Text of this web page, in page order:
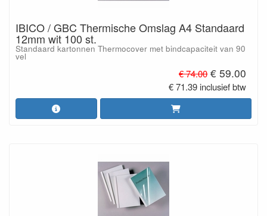
IBICO / GBC Thermische Omslag A4 Standaard
12mm wit 100 st.
Standaard kartonnen Thermocover met bindcapaciteit van 90
vel
€ 74.00 € 59.00
€ 71.39 inclusief btw